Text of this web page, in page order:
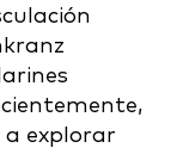
explorar